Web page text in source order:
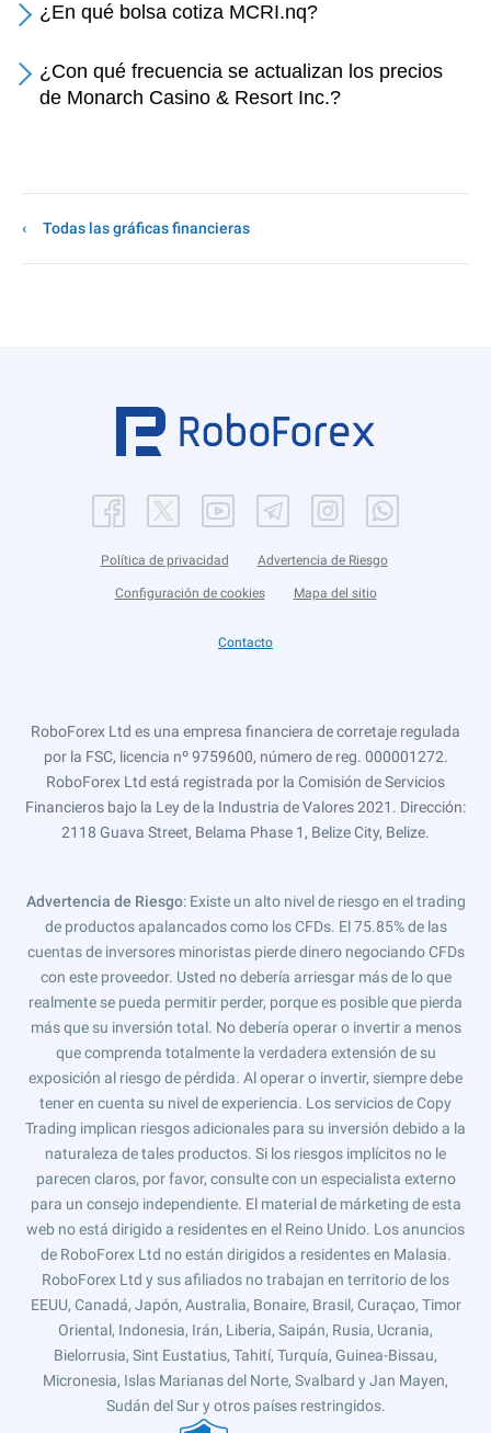
¿En qué bolsa cotiza MCRI.nq?
¿Con qué frecuencia se actualizan los precios
de Monarch Casino & Resort Inc.?
Todas las gráficas financieras
Política de privacidad Advertencia de Riesgo
Configuración de cookies Mapa del sitio
Contacto
RoboForex Ltd es una empresa financiera de corretaje regulada
por la FSC, licencia nº 9759600, número de reg. 000001272.
RoboForex Ltd está registrada por la Comisión de Servicios
Financieros bajo la Ley de la Industria de Valores 2021. Dirección:
2118 Guava Street, Belama Phase 1, Belize City, Belize.
Advertencia de Riesgo: Existe un alto nivel de riesgo en el trading
de productos apalancados como los CFDs. El 75.85% de las
cuentas de inversores minoristas pierde dinero negociando CFDs
con este proveedor. Usted no debería arriesgar más de lo que
realmente se pueda permitir perder, porque es posible que pierda
más que su inversión total. No debería operar o invertir a menos
que comprenda totalmente la verdadera extensión de su
exposición al riesgo de pérdida. Al operar o invertir, siempre debe
tener en cuenta su nivel de experiencia. Los servicios de Copy
Trading implican riesgos adicionales para su inversión debido a la
naturaleza de tales productos. Si los riesgos implícitos no le
parecen claros, por favor, consulte con un especialista externo
para un consejo independiente. El material de márketing de esta
web no está dirigido a residentes en el Reino Unido. Los anuncios
de RoboForex Ltd no están dirigidos a residentes en Malasia.
RoboForex Ltd y sus afiliados no trabajan en territorio de los
EEUU, Canadá, Japón, Australia, Bonaire, Brasil, Curaçao, Timor
Oriental, Indonesia, Irán, Liberia, Saipán, Rusia, Ucrania,
Bielorrusia, Sint Eustatius, Tahití, Turquía, Guinea-Bissau,
Micronesia, Islas Marianas del Norte, Svalbard y Jan Mayen,
Sudán del Sur y otros países restringidos.